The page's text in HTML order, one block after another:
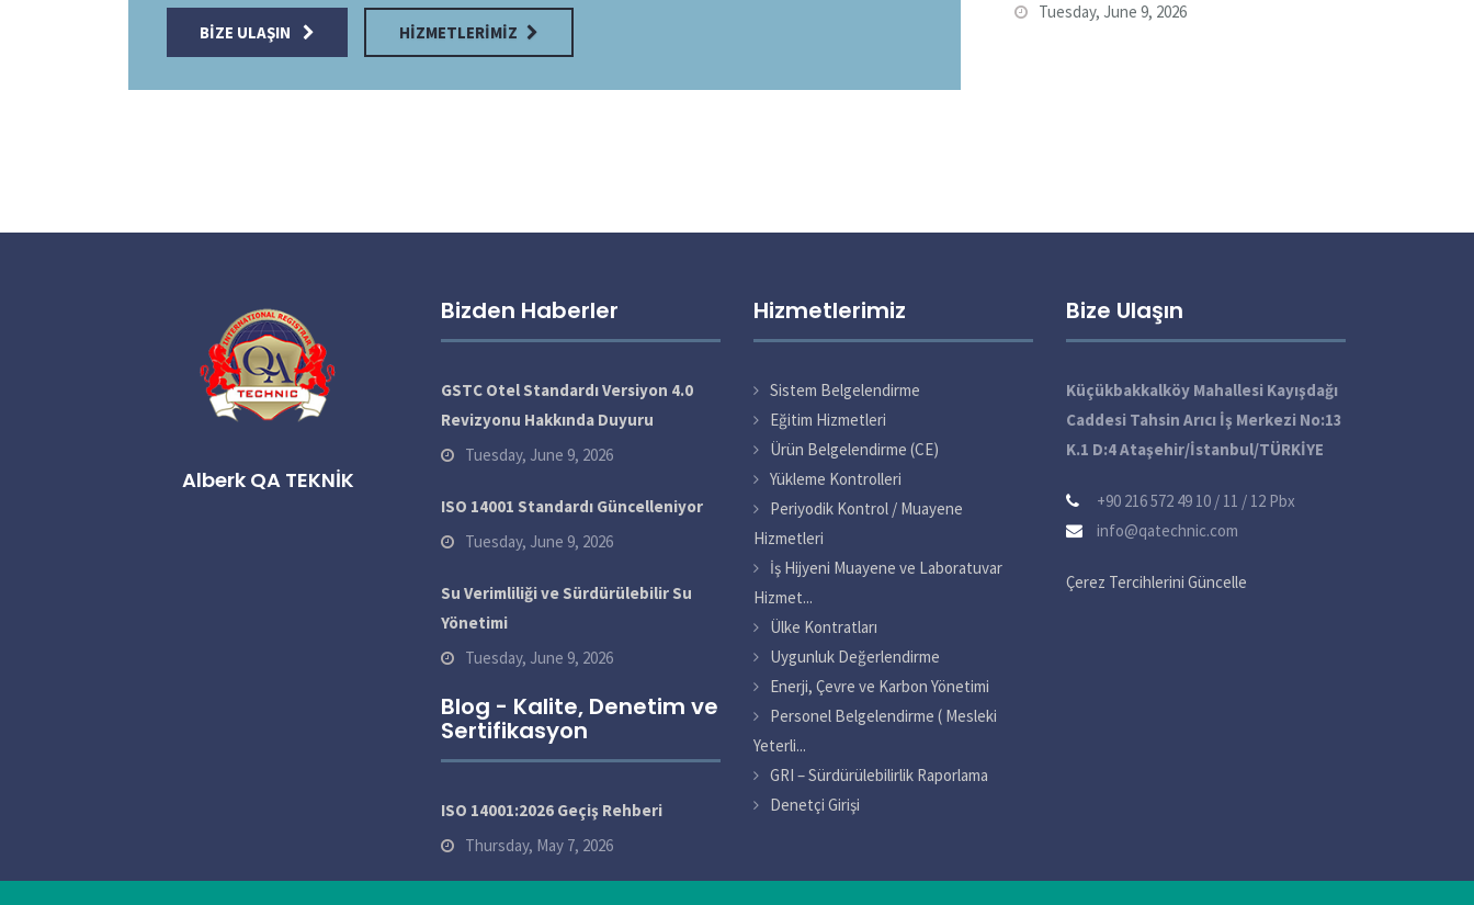
BIZE ULAŞIN HIZMETLERIMIZ
Tuesday, June 9, 2026
Alberk QA TEKNİK
Bizden Haberler
GSTC Otel Standardı Versiyon 4.0
Revizyonu Hakkında Duyuru
Tuesday, June 9, 2026
ISO 14001 Standardı Güncelleniyor
Tuesday, June 9, 2026
Su Verimliliği ve Sürdürülebilir Su
Yönetimi
Tuesday, June 9, 2026
Blog - Kalite, Denetim ve
Sertifikasyon
ISO 14001:2026 Geçiş Rehberi
Thursday, May 7, 2026
Hizmetlerimiz
Sistem Belgelendirme
Eğitim Hizmetleri
Ürün Belgelendirme (CE)
Yükleme Kontrolleri
Periyodik Kontrol / Muayene
Hizmetleri
İş Hijyeni Muayene ve Laboratuvar
Hizmet...
Ülke Kontratları
Uygunluk Değerlendirme
Enerji, Çevre ve Karbon Yönetimi
Personel Belgelendirme ( Mesleki
Yeterli...
GRI – Sürdürülebilirlik Raporlama
Denetçi Girişi
Bize Ulaşın
Küçükbakkalköy Mahallesi Kayışdağı
Caddesi Tahsin Arıcı İş Merkezi No:13
K.1 D:4 Ataşehir/İstanbul/TÜRKİYE
+90 216 572 49 10 / 11 / 12 Pbx
info@qatechnic.com
Çerez Tercihlerini Güncelle